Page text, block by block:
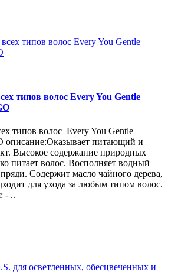
типов волос Every You Gentle
типов волос Every You Gentle
описание:Оказывает питающий и
Высокое содержание природных
питает волос. Восполняет водный
Содержит масло чайного дерева,
для ухода за любым типом волос.
- ..